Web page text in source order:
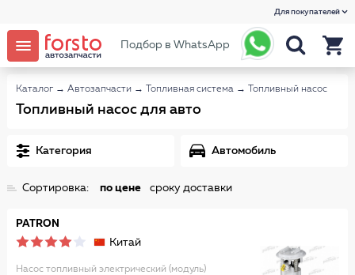
Для покупателей
Подбор в WhatsApp
Каталог → Автозапчасти → Топливная система → Топливный насос
Топливный насос для авто
Категория Автомобиль
Сортировка: по цене сроку доставки
PATRON
Китай
Насос топливный электрический (модуль)